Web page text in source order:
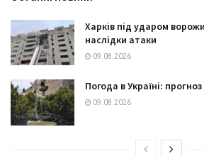
Харків під ударом
наслідки атаки
09.08.2026
Погода в Україні:
09.08.2026